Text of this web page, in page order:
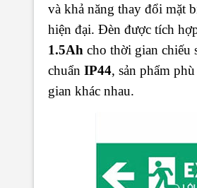
và khả năng thay đổi mặt
hiện đại. Đèn được tích
1.5Ah cho thời gian chiếu
chuẩn IP44, sản phẩm
gian khác nhau.